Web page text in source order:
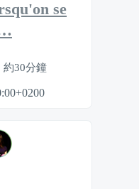
se
約30分鐘